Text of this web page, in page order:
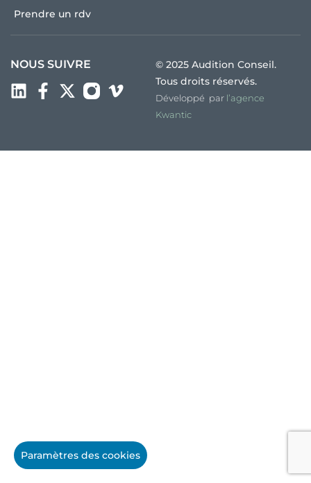
Paramètres des cookies
Prendre un rdv
NOUS SUIVRE
© 2025 Audition Conseil.
Tous droits réservés.
Développé par l’agence
Kwantic